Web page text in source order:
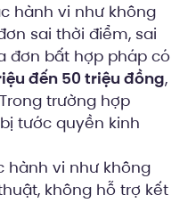
hành vi như không
sai thời điểm, sai
đơn bất hợp pháp có
đến 50 triệu đồng,
trường hợp
tước quyền kinh
hành vi như không
không hỗ trợ kết